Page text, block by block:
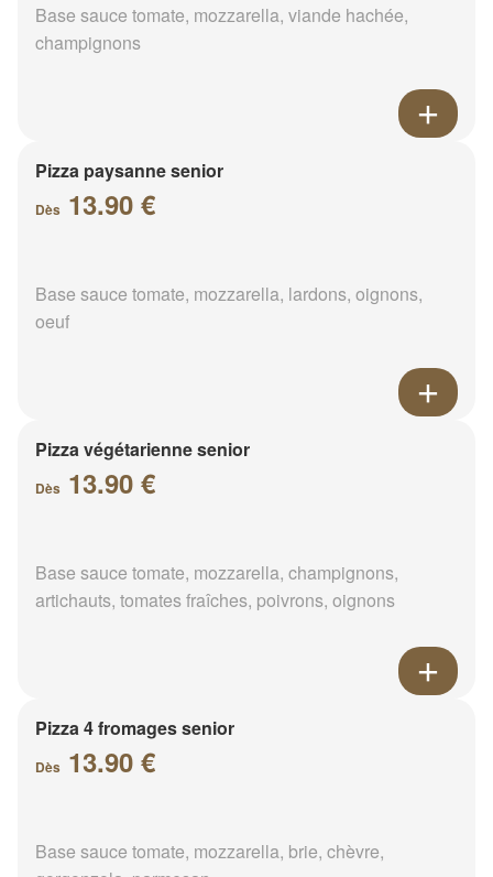
Base sauce tomate, mozzarella, viande hachée,
champignons
Pizza paysanne senior
Dès 13.90 €
Base sauce tomate, mozzarella, lardons, oignons,
oeuf
Pizza végétarienne senior
Dès 13.90 €
Base sauce tomate, mozzarella, champignons,
artichauts, tomates fraîches, poivrons, oignons
Pizza 4 fromages senior
Dès 13.90 €
Base sauce tomate, mozzarella, brie, chèvre,